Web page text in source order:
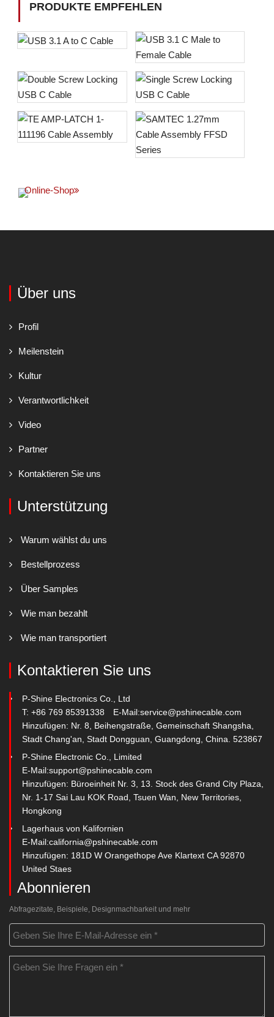
PRODUKTE EMPFEHLEN
Online-Shop
Über uns
Profil
Meilenstein
Kultur
Verantwortlichkeit
Video
Partner
Kontaktieren Sie uns
Unterstützung
Warum wählst du uns
Bestellprozess
Über Samples
Wie man bezahlt
Wie man transportiert
Kontaktieren Sie uns
P-Shine Electronics Co., Ltd
T: +86 769 85391338
E-Mail:service@pshinecable.com
Hinzufügen: Nr. 8, Beihengstraße, Gemeinschaft Shangsha,
Stadt Chang'an, Stadt Dongguan, Guangdong, China. 523867
P-Shine Electronic Co., Limited
E-Mail:support@pshinecable.com
Hinzufügen: Büroeinheit Nr. 3, 13. Stock des Grand City Plaza,
Nr. 1-17 Sai Lau KOK Road, Tsuen Wan, New Territories,
Hongkong
Lagerhaus von Kalifornien
E-Mail:california@pshinecable.com
Hinzufügen: 181D W Orangethope Ave Klartext CA 92870
United Staes
Abonnieren
Abfragezitate, Beispiele, Designmachbarkeit und mehr